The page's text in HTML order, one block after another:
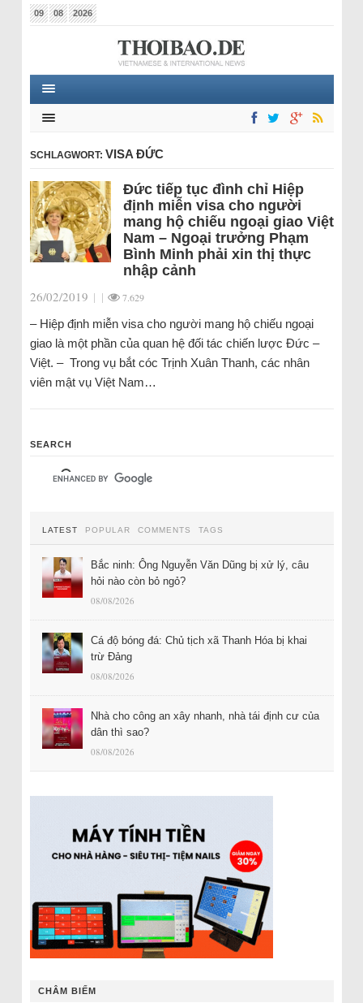
09 08 2026
SCHLAGWORT: VISA ĐỨC
Đức tiếp tục đình chỉ Hiệp
định miễn visa cho người
mang hộ chiếu ngoại giao Việt
Nam – Ngoại trưởng Phạm
Bình Minh phải xin thị thực
nhập cảnh
26/02/2019 | | 7.629
– Hiệp định miễn visa cho người mang hộ chiếu ngoại
giao là một phần của quan hệ đối tác chiến lược Đức –
Việt. – Trong vụ bắt cóc Trịnh Xuân Thanh, các nhân
viên mật vụ Việt Nam…
SEARCH
LATEST POPULAR COMMENTS TAGS
Bắc ninh: Ông Nguyễn Văn Dũng bị xử lý, câu
hỏi nào còn bỏ ngỏ?
08/08/2026
Cá độ bóng đá: Chủ tịch xã Thanh Hóa bị khai
trừ Đảng
08/08/2026
Nhà cho công an xây nhanh, nhà tái định cư của
dân thì sao?
08/08/2026
CHÂM BIẾM